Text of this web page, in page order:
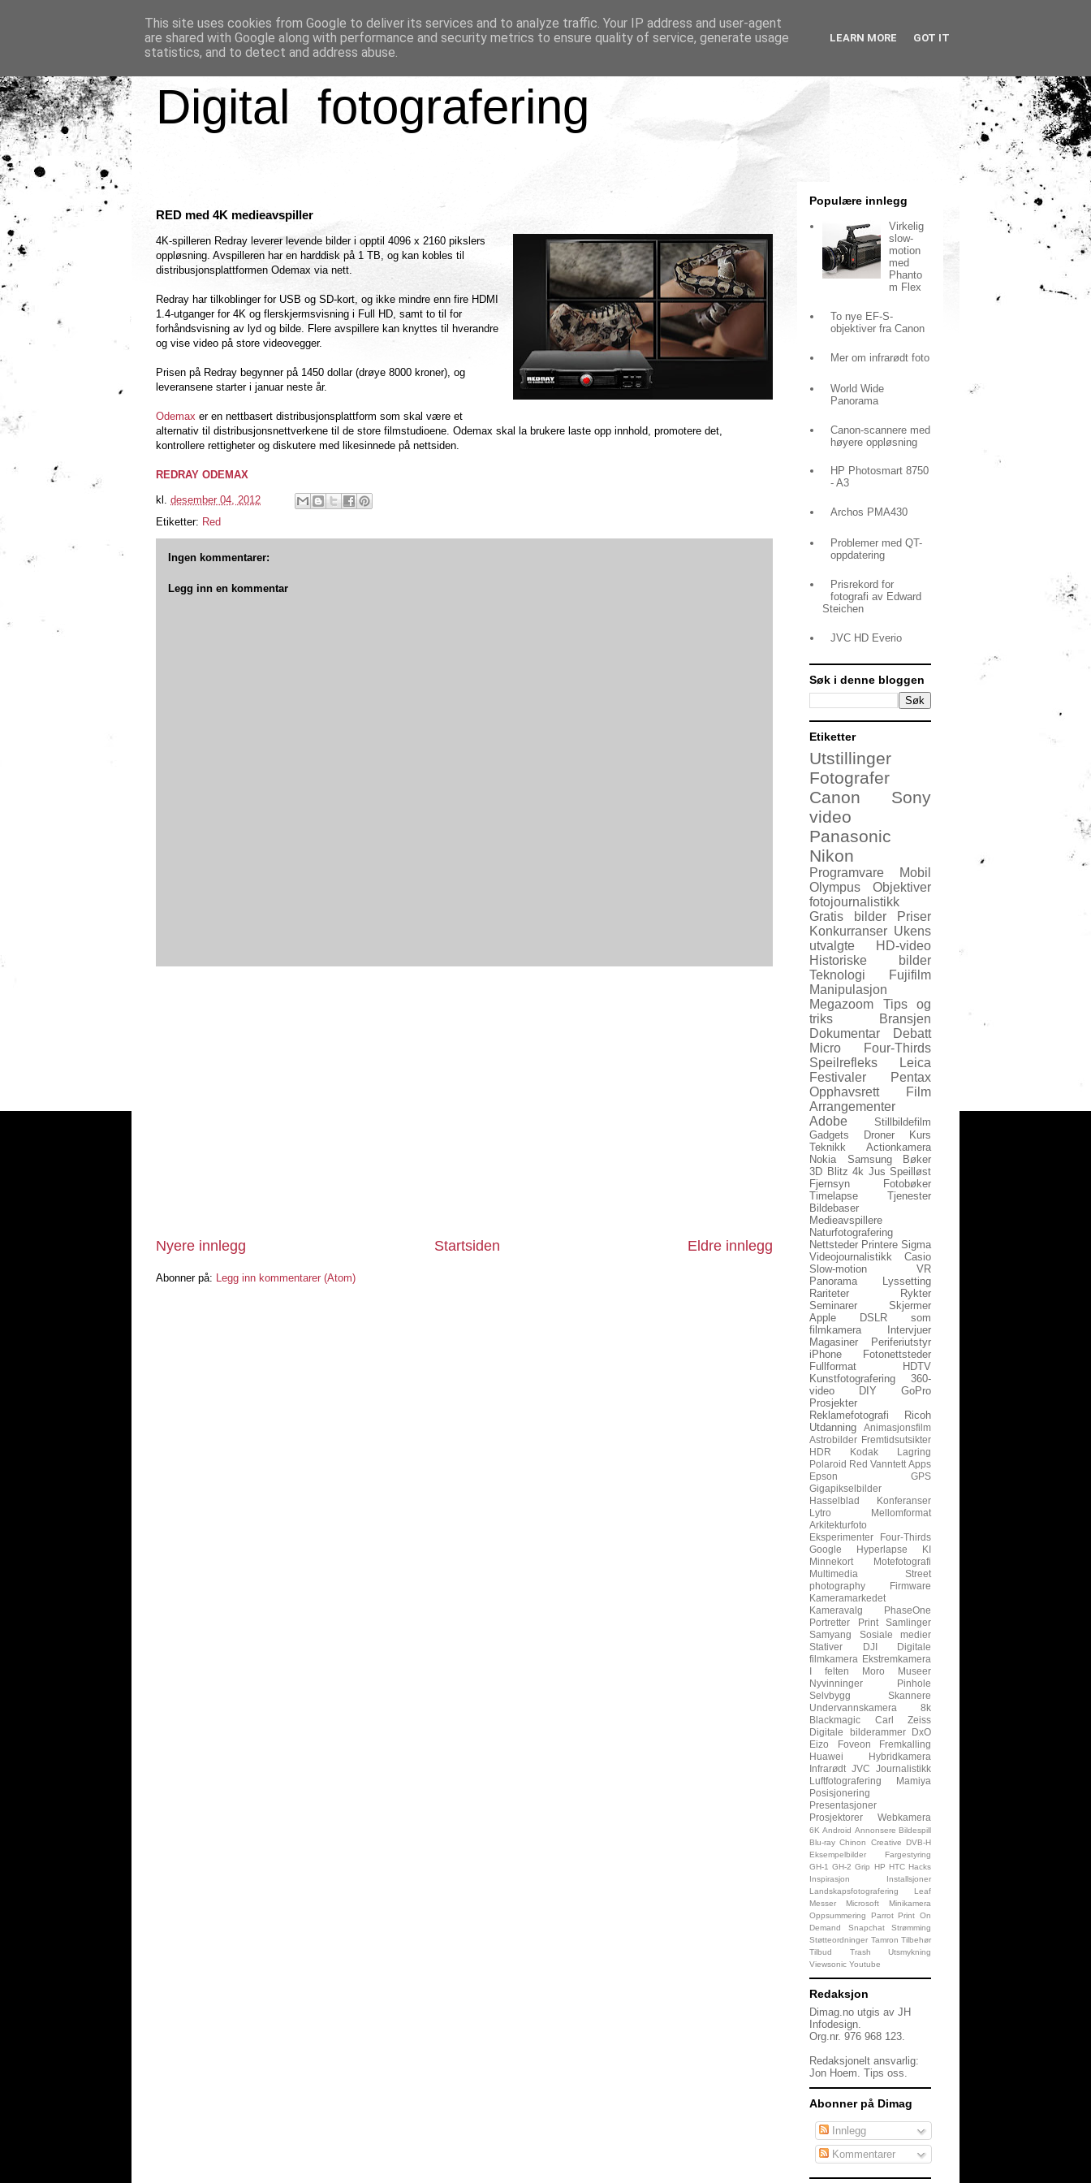
Digital fotografering
RED med 4K medieavspiller
4K-spilleren Redray leverer levende bilder i opptil 4096 x 2160 pikslers
oppløsning. Avspilleren har en harddisk på 1 TB, og kan kobles til
distribusjonsplattformen Odemax via nett.
Redray har tilkoblinger for USB og SD-kort, og ikke mindre enn fire HDMI
1.4-utganger for 4K og flerskjermsvisning i Full HD, samt to til for
forhåndsvisning av lyd og bilde. Flere avspillere kan knyttes til hverandre
og vise video på store videovegger.
Prisen på Redray begynner på 1450 dollar (drøye 8000 kroner), og
leveransene starter i januar neste år.
Odemax er en nettbasert distribusjonsplattform som skal være et
alternativ til distribusjonsnettverkene til de store filmstudioene. Odemax skal la brukere laste opp innhold, promotere det,
kontrollere rettigheter og diskutere med likesinnede på nettsiden.
REDRAY ODEMAX
kl. desember 04, 2012
Etiketter: Red
Ingen kommentarer:
Legg inn en kommentar
Nyere innlegg Eldre innlegg
Startsiden
Abonner på: Legg inn kommentarer (Atom)
Populære innlegg
Virkelig
slow-
motion
med
Phanto
m Flex
To nye EF-S-
objektiver fra Canon
Mer om infrarødt foto
World Wide
Panorama
Canon-scannere med
høyere oppløsning
HP Photosmart 8750
- A3
Archos PMA430
Problemer med QT-
oppdatering
Prisrekord for
fotografi av Edward
Steichen
JVC HD Everio
Søk i denne bloggen
Etiketter
Utstillinger
Fotografer
Canon
Sony
video
Panasonic
Nikon
Programvare
Mobil
Olympus
Objektiver
fotojournalistikk
Gratis bilder
Priser
Konkurranser Ukens
utvalgte
HD-video
Historiske bilder
Teknologi
Fujifilm
Manipulasjon
Megazoom
Tips og
triks
Bransjen
Dokumentar
Debatt
Micro Four-Thirds
Speilrefleks
Leica
Festivaler
Pentax
Opphavsrett
Film
Arrangementer
Adobe
Stillbildefilm
Gadgets
Droner
Kurs
Teknikk
Actionkamera
Nokia
Samsung
Bøker
3D Blitz 4k Jus Speilløst
Fjernsyn
Fotobøker
Timelapse
Tjenester
Bildebaser
Medieavspillere
Naturfotografering
Nettsteder Printere Sigma
Videojournalistikk
Casio
Slow-motion
VR
Panorama
Lyssetting
Rariteter
Rykter
Seminarer
Skjermer
Apple
DSLR som
filmkamera
Intervjuer
Magasiner
Periferiutstyr
iPhone
Fotonettsteder
Fullformat
HDTV
Kunstfotografering
360-
video
DIY
GoPro
Prosjekter
Reklamefotografi
Ricoh
Utdanning
Animasjonsfilm
Astrobilder Fremtidsutsikter
HDR
Kodak
Lagring
Polaroid Red Vanntett Apps
Epson
GPS
Gigapikselbilder
Hasselblad
Konferanser
Lytro
Mellomformat
Arkitekturfoto
Eksperimenter
Four-Thirds
Google
Hyperlapse
KI
Minnekort
Motefotografi
Multimedia
Street
photography
Firmware
Kameramarkedet
Kameravalg
PhaseOne
Portretter
Print
Samlinger
Samyang
Sosiale medier
Stativer
DJI
Digitale
filmkamera Ekstremkamera
I felten
Moro
Museer
Nyvinninger
Pinhole
Selvbygg
Skannere
Undervannskamera
8k
Blackmagic
Carl Zeiss
Digitale bilderammer
DxO
Eizo
Foveon
Fremkalling
Huawei
Hybridkamera
Infrarødt JVC
Journalistikk
Luftfotografering
Mamiya
Posisjonering
Presentasjoner
Prosjektorer
Webkamera
6K Android Annonsere Bildespill
Blu-ray Chinon Creative
DVB-H
Eksempelbilder
Fargestyring
GH-1 GH-2 Grip HP HTC Hacks
Inspirasjon
Installsjoner
Landskapsfotografering
Leaf
Messer
Microsoft
Minikamera
Oppsummering
Parrot Print On
Demand
Snapchat
Strømming
Støtteordninger Tamron Tilbehør
Tilbud
Trash
Utsmykning
Viewsonic Youtube
Redaksjon
Dimag.no utgis av JH
Infodesign.
Org.nr. 976 968 123.
Redaksjonelt ansvarlig:
Jon Hoem. Tips oss.
Abonner på Dimag
Innlegg
Kommentarer
This site uses cookies from Google to deliver its services and to analyze traffic. Your IP address and user-agent
are shared with Google along with performance and security metrics to ensure quality of service, generate usage
statistics, and to detect and address abuse.
LEARN MORE GOT IT